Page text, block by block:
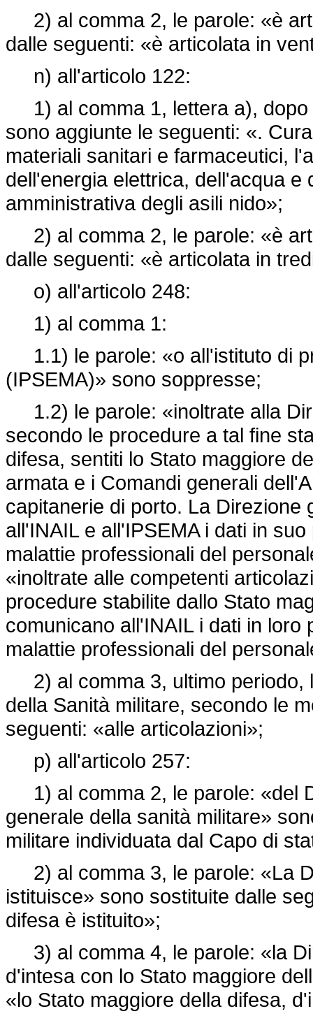
2) al comma 2, le parole: «è
dalle seguenti: «è articolata in
n) all'articolo 122:
1) al comma 1, lettera a), dopo
sono aggiunte le seguenti: «.
materiali sanitari e farmaceutici,
dell'energia elettrica, dell'acqua e
amministrativa degli asili nido»;
2) al comma 2, le parole: «è
dalle seguenti: «è articolata in
o) all'articolo 248:
1) al comma 1:
1.1) le parole: «o all'istituto di
(IPSEMA)» sono soppresse;
1.2) le parole: «inoltrate alla
secondo le procedure a tal fine
difesa, sentiti lo Stato maggiore
armata e i Comandi generali
capitanerie di porto. La Direzione
all'INAIL e all'IPSEMA i dati in
malattie professionali del
«inoltrate alle competenti
procedure stabilite dallo Stato
comunicano all'INAIL i dati in
malattie professionali del
2) al comma 3, ultimo periodo,
della Sanità militare, secondo le
seguenti: «alle articolazioni»;
p) all'articolo 257:
1) al comma 2, le parole: «del
generale della sanità militare»
militare individuata dal Capo di
2) al comma 3, le parole: «La
istituisce» sono sostituite dalle
difesa è istituito»;
3) al comma 4, le parole: «la
d'intesa con lo Stato maggiore
«lo Stato maggiore della difesa,